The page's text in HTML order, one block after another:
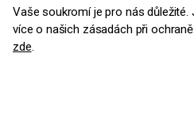
Vaše soukromí je pro nás
více o našich zásadách při
zde.